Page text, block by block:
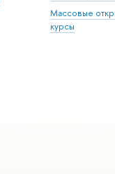
Массовые
курсы